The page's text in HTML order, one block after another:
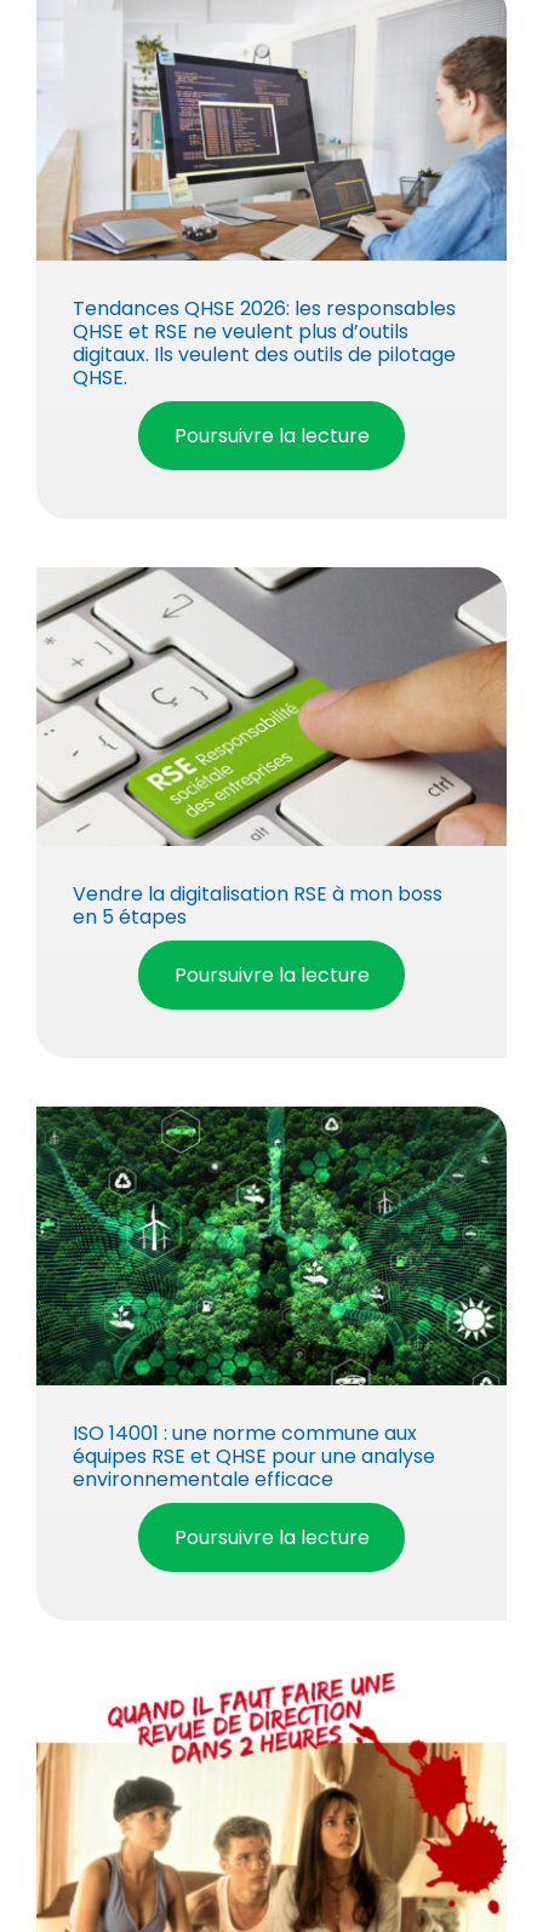
Tendances QHSE 2026: les responsables
QHSE et RSE ne veulent plus d’outils
digitaux. Ils veulent des outils de pilotage
QHSE.
Poursuivre la lecture
Vendre la digitalisation RSE à mon boss
en 5 étapes
Poursuivre la lecture
ISO 14001 : une norme commune aux
équipes RSE et QHSE pour une analyse
environnementale efficace
Poursuivre la lecture